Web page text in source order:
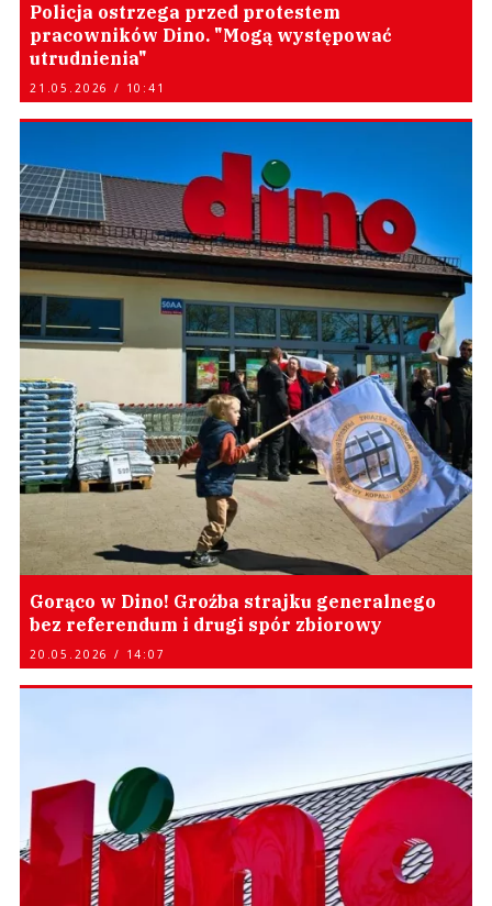
Policja ostrzega przed protestem
pracowników Dino. "Mogą występować
utrudnienia"
21.05.2026 / 10:41
Gorąco w Dino! Groźba strajku generalnego
bez referendum i drugi spór zbiorowy
20.05.2026 / 14:07